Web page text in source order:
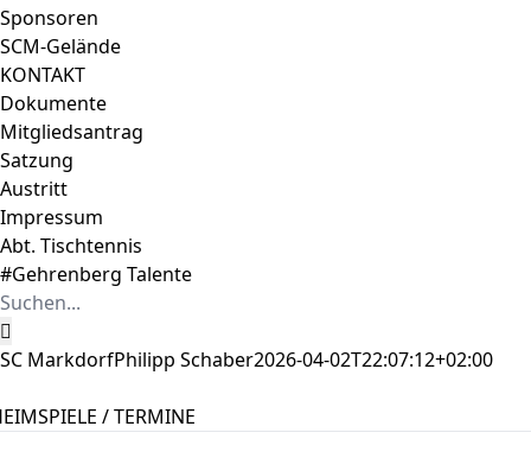
Sponsoren
SCM-Gelände
KONTAKT
Dokumente
Mitgliedsantrag
Satzung
Austritt
Impressum
Abt. Tischtennis
#Gehrenberg Talente
Suche
nach:
SC MarkdorfPhilipp Schaber2026-04-02T22:07:12+02:00
/ TERMINE